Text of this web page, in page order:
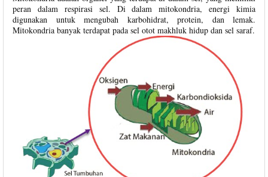
peran dalam respirasi sel. Di dalam mitokondria, energi kimia
digunakan untuk mengubah karbohidrat, protein, dan lemak.
Mitokondria banyak terdapat pada sel otot makhluk hidup dan sel saraf.